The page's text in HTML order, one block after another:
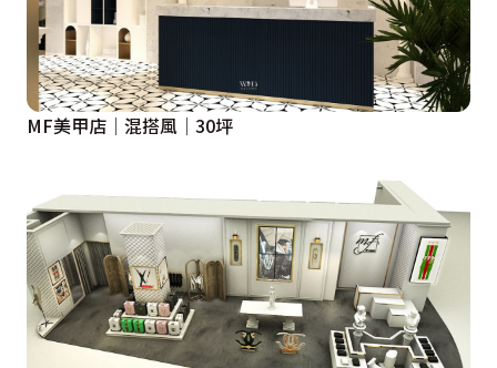
MF美甲店│混搭風│30坪